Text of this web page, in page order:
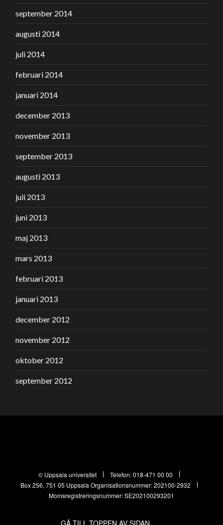
september 2014
augusti 2014
juli 2014
februari 2014
januari 2014
december 2013
november 2013
september 2013
augusti 2013
juli 2013
juni 2013
maj 2013
mars 2013
februari 2013
januari 2013
december 2012
november 2012
oktober 2012
september 2012
© Uppsala universitet Telefon:018-471 00 00
Box 256, 751 05 Uppsala Organisationsnummer: 202100-2932
Momsregistreringsnummer: SE202100293201
GÅ TILL TOPPEN AV SIDAN